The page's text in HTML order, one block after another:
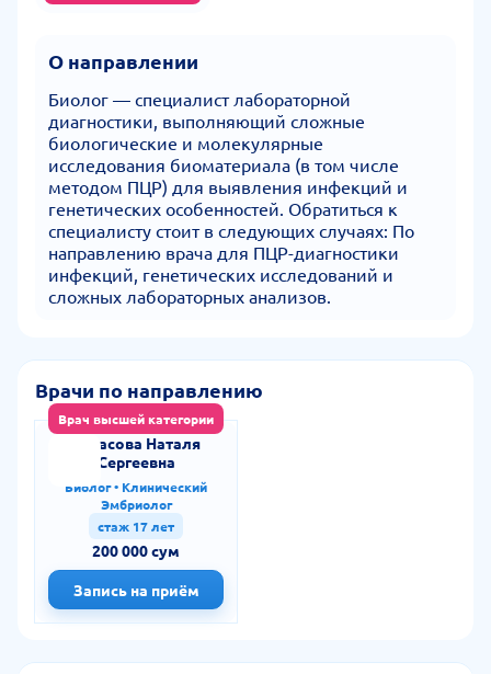
О направлении
Биолог — специалист лабораторной
диагностики, выполняющий сложные
биологические и молекулярные
исследования биоматериала (в том числе
методом ПЦР) для выявления инфекций и
генетических особенностей. Обратиться к
специалисту стоит в следующих случаях: По
направлению врача для ПЦР-диагностики
инфекций, генетических исследований и
сложных лабораторных анализов.
Врачи по направлению
Врач высшей категории
Тарасова Наталя
Сергеевна
Биолог • Клинический
Эмбриолог
стаж 17 лет
200 000 сум
Запись на приём